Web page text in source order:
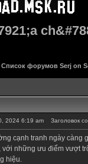
Список форумов Serj on
2024 6:19 am Заголовок
cạnh tranh ngày càng
với những ưu điểm vượt
hiệu.